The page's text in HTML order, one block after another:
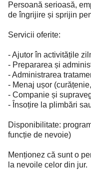
Persoană serioasă,
de îngrijire și sprijin
Servicii oferite:
- Ajutor în activitățile
- Prepararea și
- Administrarea
- Menaj ușor
- Companie și
- Însoțire la plimbări
Disponibilitate:
funcție de nevoie)
Menționez că sunt o
la nevoile celor din jur.